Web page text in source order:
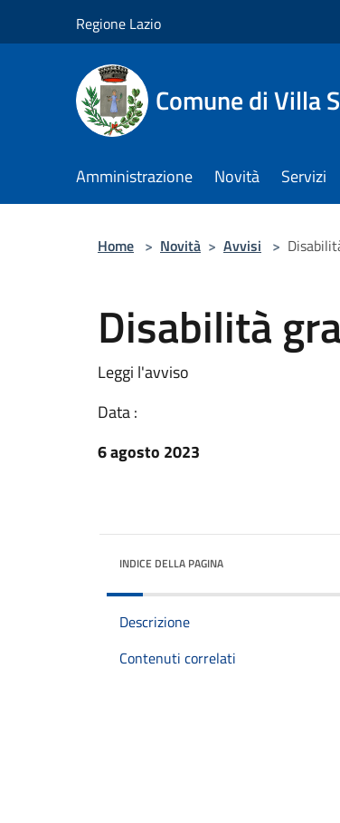
Regione Lazio
Comune di Villa
Amministrazione Novità Servizi
Home > Novità > Avvisi >
Disabilità
Leggi l'avviso
Data :
6 agosto 2023
INDICE DELLA PAGINA
Descrizione
Contenuti correlati